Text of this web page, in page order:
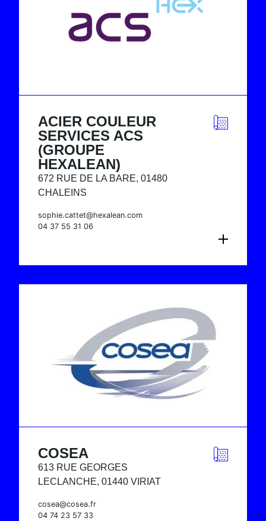
ACIER COULEUR
SERVICES ACS
(GROUPE
HEXALEAN)
672 RUE DE LA BARE, 01480
CHALEINS
sophie.cattet@hexalean.com
04 37 55 31 06
COSEA
613 RUE GEORGES
LECLANCHE, 01440 VIRIAT
cosea@cosea.fr
04 74 23 57 33